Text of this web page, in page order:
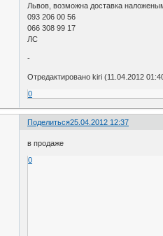
Львов, возможна доставка
093 206 00 56
066 308 99 17
ЛС
-
Отредактировано kiri (11.04.2012
0
Поделиться25.04.2012 12:37
в продаже
0